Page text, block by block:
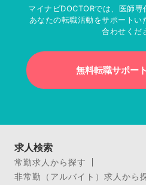
マイナビDOCTORでは、医師
あなたの転職活動をサポートい
合わせくだ
無料転職サポー
求人検索
常勤求人から探す
非常勤（アルバイト）求人から